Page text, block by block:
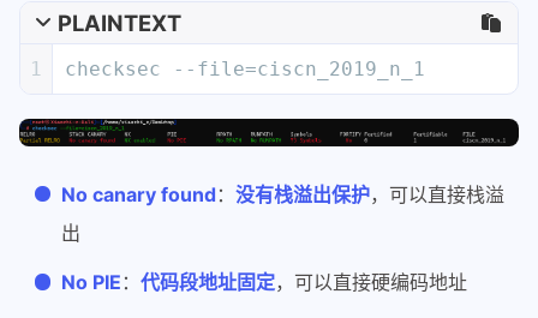
PLAINTEXT
1 checksec --file=ciscn_2019_n_1
No canary found ：没有栈溢出保护，可以直接栈溢
出
No PIE ：代码段地址固定，可以直接硬编码地址